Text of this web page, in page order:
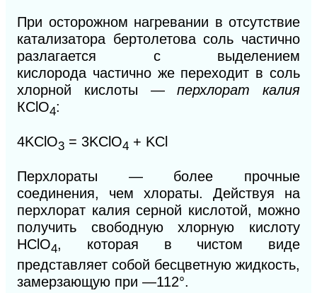
При осторожном нагревании в отсутствие
катализатора бертолетова соль частично
разлагается с выделением
кислорода частично же переходит в соль
хлорной кислоты —перхлорат калия
КСlO4:
4KClO3 = 3KClO4 + KCl
Перхлораты — более прочные
соединения, чем хлораты. Действуя на
перхлорат калия серной кислотой, можно
получить свободную хлорную кислоту
HClO4, которая в чистом виде
представляет собой бесцветную жидкость,
замерзающую при —112°.